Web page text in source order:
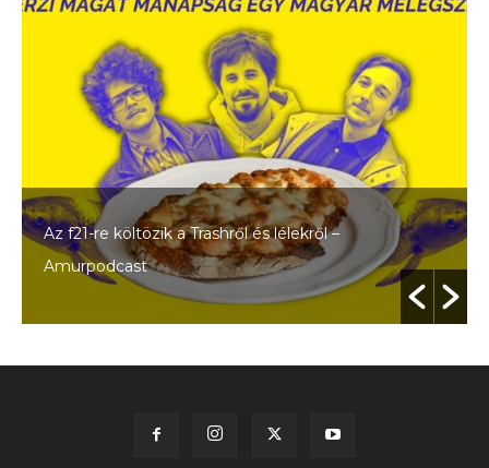
Az f21-re költözik a Trashről és lélekről –
Amurpodcast